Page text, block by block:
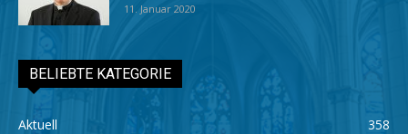
11. Januar 2020
BELIEBTE KATEGORIE
Aktuell
358